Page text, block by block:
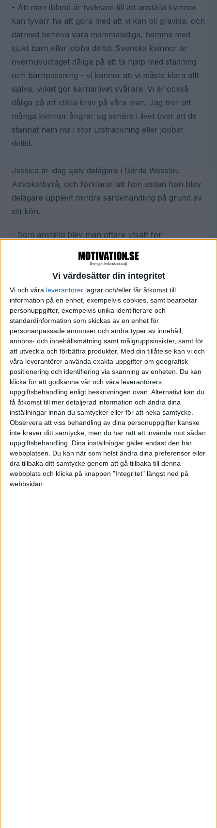
Vi värdesätter din integritet
Vi och våra leverantorer lagrar och/eller får åtkomst till
information på en enhet, exempelvis cookies, samt bearbetar
personuppgifter, exempelvis unika identifierare och
standardinformation som skickas av en enhet för
personanpassade annonser och andra typer av innehåll,
annons- och innehållsmätning samt målgruppsinsikter, samt för
att utveckla och förbättra produkter. Med din tillåtelse kan vi och
våra leverantörer använda exakta uppgifter om geografisk
positionering och identifiering via skanning av enheten. Du kan
klicka för att godkänna vår och våra leverantörers
uppgiftsbehandling enligt beskrivningen ovan. Alternativt kan du
få åtkomst till mer detaljerad information och ändra dina
inställningar innan du samtycker eller för att neka samtycke.
Observera att viss behandling av dina personuppgifter kanske
inte kräver ditt samtycke, men du har rätt att invända mot sådan
uppgiftsbehandling. Dina inställningar gäller endast den här
webbplatsen. Du kan när som helst ändra dina preferenser eller
dra tillbaka ditt samtycke genom att gå tillbaka till denna
webbplats och klicka på knappen "Integritet" längst ned på
webbsidan.
- Att man ibland är tveksam till att anställa kvinnor
kan tyvärr ha att göra med att vi kan bli gravida, och
därmed behöva vara mammalediga, hemma med
sjukt barn eller jobba deltid. Svenska kvinnor är
överhuvudtaget dåliga på att ta hjälp med städning
och barnpassning - vi känner att vi måste klara allt
själva, vilket gör karriärlivet svårare. Vi är också
dåliga på att ställa krav på våra män. Jag tror att
många kvinnor ångrar sig senare i livet över att de
stannat hem ma i stor utsträckning eller jobbat
deltid.
Jessica är idag själv delägare i Gärde Wesslau
Advokatbyrå, och förklarar att hon sedan hon blev
delägare upplevt mindre särbehandling på grund av
sitt kön.
- Som anställd blev man oftare utsatt för
och liknande, minns Jessica. Kvinnor får dessutom
ofta sämre uppdrag och mindre kunder, medan
männen oftare får de större, mer attraktiva. Jag
kände också att kvinnor måste bevisa att de är
duktiga mer än män gör.
Hur är konkurrensen kvinnor emellan?
- Väldigt hög, konkurrensen är starkare mellan
kvinnor och kvinnor än kvinnor och män, enligt min
egen uppfattning. Vi svenska kvinnor borde hjälpa
att lyfta varandra mer, nätverka istället för att
konkurrera.
Finns det fördelar med att vara kvinna i ett
manligt klimat?
- Absolut, det finns ju positiv särbehandling. Man